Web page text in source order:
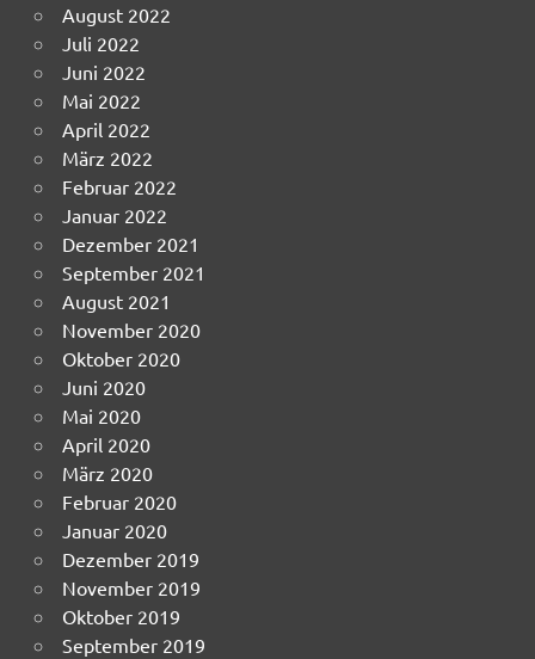
August 2022
Juli 2022
Juni 2022
Mai 2022
April 2022
März 2022
Februar 2022
Januar 2022
Dezember 2021
September 2021
August 2021
November 2020
Oktober 2020
Juni 2020
Mai 2020
April 2020
März 2020
Februar 2020
Januar 2020
Dezember 2019
November 2019
Oktober 2019
September 2019